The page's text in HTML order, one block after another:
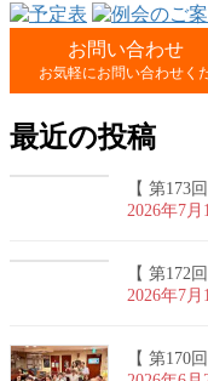
お問い合わせ
お気軽にお問い合わせく
最近の投稿
【 第173
2026年7月
【 第172
2026年7月
【 第170